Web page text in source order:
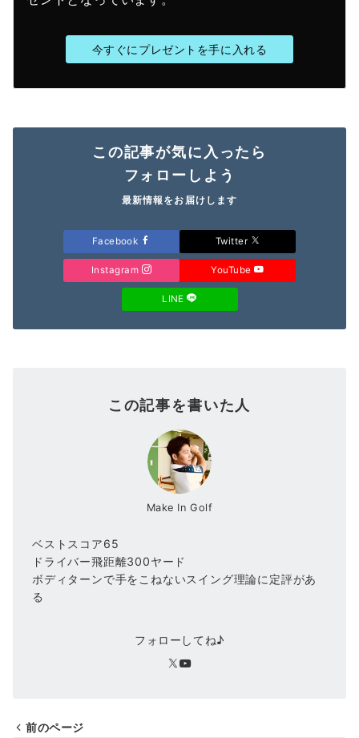
今すぐにプレゼントを手に入れる
この記事が気に入ったら
フォローしよう
最新情報をお届けします
Facebook Twitter
Instagram YouTube
LINE
この記事を書いた人
Make In Golf
ベストスコア65
ドライバー飛距離300ヤード
ボディターンで手をこねないスイング理論に定評があ
る
フォローしてね♪
前のページ